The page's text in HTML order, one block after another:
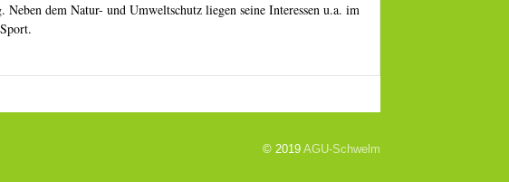
dem Natur- und Umweltschutz liegen seine Interessen u.a. im
© 2019 AGU-Schwelm